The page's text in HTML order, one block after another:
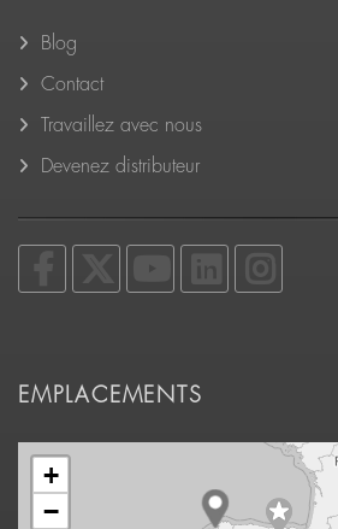
Blog
Contact
Travaillez avec nous
Devenez distributeur
EMPLACEMENTS
+
−